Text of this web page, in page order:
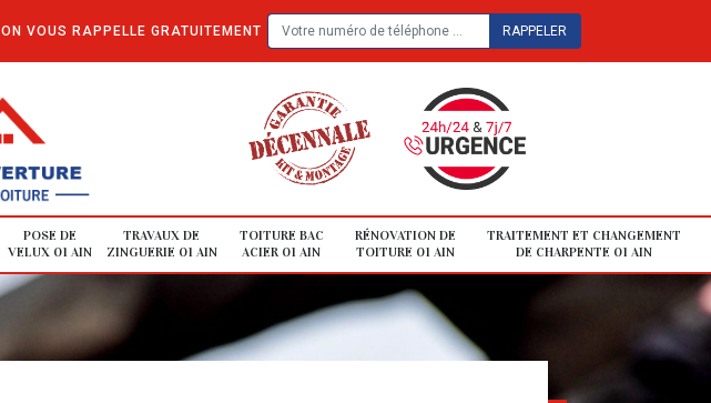
ON VOUS RAPPELLE GRATUITEMENT
POSE DE
VELUX 01 AIN
TRAVAUX DE
ZINGUERIE 01 AIN
TOITURE BAC
ACIER 01 AIN
RÉNOVATION DE
TOITURE 01 AIN
TRAITEMENT ET CHANGEMENT
DE CHARPENTE 01 AIN